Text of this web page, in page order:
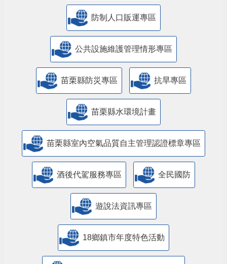
防制人口販運專區
​公共設施維護管理情形專區
苗栗縣防災專區 抗旱專區
苗栗縣水環境計畫
苗栗縣室內空氣品質自主管理認證標章專區
酒後代駕服務專區 全民國防
遊說法資訊專區
18鄉鎮市年度特色活動